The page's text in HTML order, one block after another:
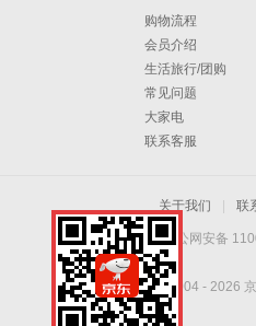
购物流程
会员介绍
生活旅行/团购
常见问题
大家电
联系客服
关于我们 联
京公网安备
Copyright © 2004 - 2026